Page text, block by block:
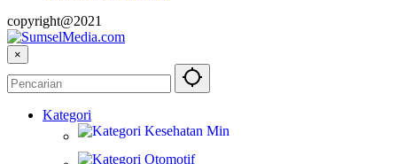
copyright@2021
×
Kategori